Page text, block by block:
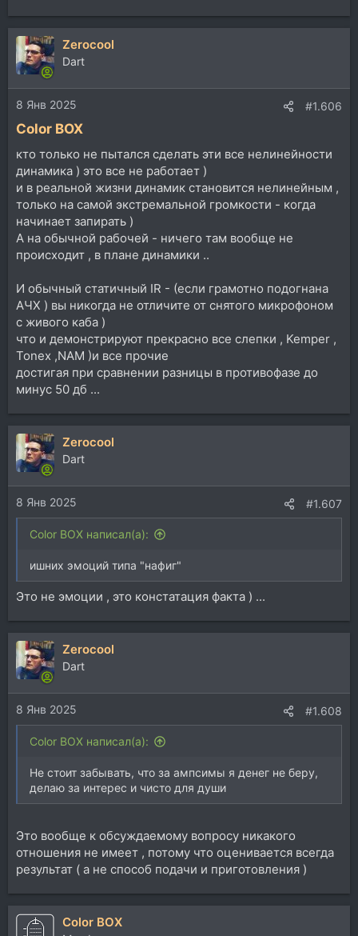
Zerocool
Dart
8 Янв 2025 #1.606
Color BOX
кто только не пытался сделать эти все нелинейности
динамика ) это все не работает )
и в реальной жизни динамик становится нелинейным ,
только на самой экстремальной громкости - когда
начинает запирать )
А на обычной рабочей - ничего там вообще не
происходит , в плане динамики ..
И обычный статичный IR - (если грамотно подогнана
АЧХ ) вы никогда не отличите от снятого микрофоном
с живого каба )
что и демонстрируют прекрасно все слепки , Kemper ,
Tonex ,NAM )и все прочие
достигая при сравнении разницы в противофазе до
минус 50 дб ...
Zerocool
Dart
8 Янв 2025 #1.607
Color BOX написал(а):
ишних эмоций типа "нафиг"
Это не эмоции , это констатация факта ) ...
Zerocool
Dart
8 Янв 2025 #1.608
Color BOX написал(а):
Не стоит забывать, что за ампсимы я денег не беру,
делаю за интерес и чисто для души
Это вообще к обсуждаемому вопросу никакого
отношения не имеет , потому что оценивается всегда
результат ( а не способ подачи и приготовления )
Color BOX